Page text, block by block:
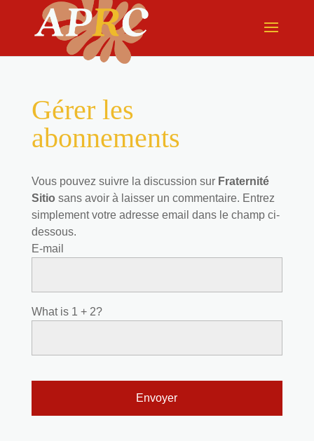
Gérer les
abonnements
Vous pouvez suivre la discussion sur Fraternité
Sitio sans avoir à laisser un commentaire. Entrez
simplement votre adresse email dans le champ ci-
dessous.
E-mail
What is 1 + 2?